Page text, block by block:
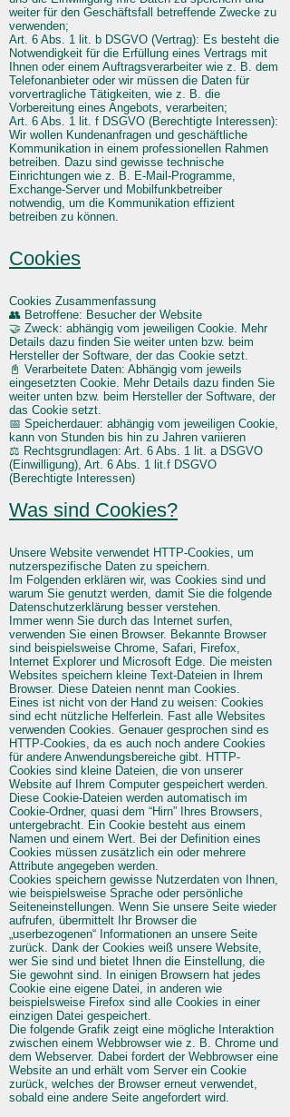
weiter für den Geschäftsfall betreffende Zwecke zu
verwenden;
Art. 6 Abs. 1 lit. b DSGVO (Vertrag): Es besteht die
Notwendigkeit für die Erfüllung eines Vertrags mit
Ihnen oder einem Auftragsverarbeiter wie z. B. dem
Telefonanbieter oder wir müssen die Daten für
vorvertragliche Tätigkeiten, wie z. B. die
Vorbereitung eines Angebots, verarbeiten;
Art. 6 Abs. 1 lit. f DSGVO (Berechtigte Interessen):
Wir wollen Kundenanfragen und geschäftliche
Kommunikation in einem professionellen Rahmen
betreiben. Dazu sind gewisse technische
Einrichtungen wie z. B. E-Mail-Programme,
Exchange-Server und Mobilfunkbetreiber
notwendig, um die Kommunikation effizient
betreiben zu können.
Cookies
Cookies Zusammenfassung
👥 Betroffene: Besucher der Website
🤝 Zweck: abhängig vom jeweiligen Cookie. Mehr
Details dazu finden Sie weiter unten bzw. beim
Hersteller der Software, der das Cookie setzt.
📓 Verarbeitete Daten: Abhängig vom jeweils
eingesetzten Cookie. Mehr Details dazu finden Sie
weiter unten bzw. beim Hersteller der Software, der
das Cookie setzt.
📅 Speicherdauer: abhängig vom jeweiligen Cookie,
kann von Stunden bis hin zu Jahren variieren
⚖️ Rechtsgrundlagen: Art. 6 Abs. 1 lit. a DSGVO
(Einwilligung), Art. 6 Abs. 1 lit.f DSGVO
(Berechtigte Interessen)
Was sind Cookies?
Unsere Website verwendet HTTP-Cookies, um
nutzerspezifische Daten zu speichern.
Im Folgenden erklären wir, was Cookies sind und
warum Sie genutzt werden, damit Sie die folgende
Datenschutzerklärung besser verstehen.
Immer wenn Sie durch das Internet surfen,
verwenden Sie einen Browser. Bekannte Browser
sind beispielsweise Chrome, Safari, Firefox,
Internet Explorer und Microsoft Edge. Die meisten
Websites speichern kleine Text-Dateien in Ihrem
Browser. Diese Dateien nennt man Cookies.
Eines ist nicht von der Hand zu weisen: Cookies
sind echt nützliche Helferlein. Fast alle Websites
verwenden Cookies. Genauer gesprochen sind es
HTTP-Cookies, da es auch noch andere Cookies
für andere Anwendungsbereiche gibt. HTTP-
Cookies sind kleine Dateien, die von unserer
Website auf Ihrem Computer gespeichert werden.
Diese Cookie-Dateien werden automatisch im
Cookie-Ordner, quasi dem “Hirn” Ihres Browsers,
untergebracht. Ein Cookie besteht aus einem
Namen und einem Wert. Bei der Definition eines
Cookies müssen zusätzlich ein oder mehrere
Attribute angegeben werden.
Cookies speichern gewisse Nutzerdaten von Ihnen,
wie beispielsweise Sprache oder persönliche
Seiteneinstellungen. Wenn Sie unsere Seite wieder
aufrufen, übermittelt Ihr Browser die
„userbezogenen“ Informationen an unsere Seite
zurück. Dank der Cookies weiß unsere Website,
wer Sie sind und bietet Ihnen die Einstellung, die
Sie gewohnt sind. In einigen Browsern hat jedes
Cookie eine eigene Datei, in anderen wie
beispielsweise Firefox sind alle Cookies in einer
einzigen Datei gespeichert.
Die folgende Grafik zeigt eine mögliche Interaktion
zwischen einem Webbrowser wie z. B. Chrome und
dem Webserver. Dabei fordert der Webbrowser eine
Website an und erhält vom Server ein Cookie
zurück, welches der Browser erneut verwendet,
sobald eine andere Seite angefordert wird.